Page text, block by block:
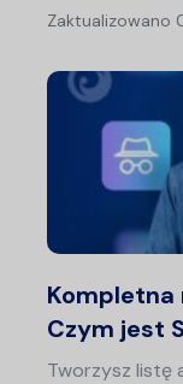
Zaktualizowano
Kompletna
Czym jest
Tworzysz listę